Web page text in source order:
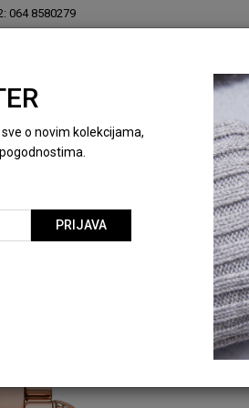
064 8580279
o novim kolekcijama,
PRIJAVA